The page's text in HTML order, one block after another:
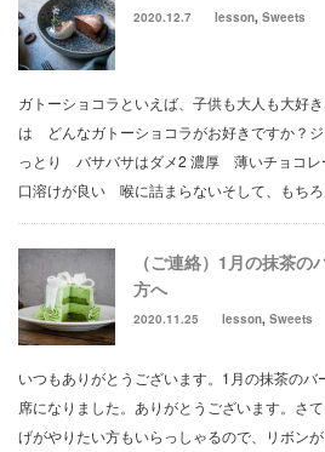
2020.12.7 lesson, Sweets
ガトーショコラといえば、子供も大人も大好
は どんなガトーショコラがお好きですか？
っとり バサバサはダメ2 濃厚 薄いチョコレ
口溶けが良い 喉に詰まらないそして、もち
（ご連絡）1月の抹茶
方へ
2020.11.25 lesson, Sweets
いつもありがとうございます。1月の抹茶の
席になりました。ありがとうございます。さ
げがやりたい方もいらっしゃるので、リボン